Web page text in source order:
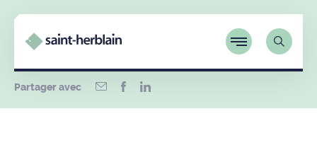
Partager avec